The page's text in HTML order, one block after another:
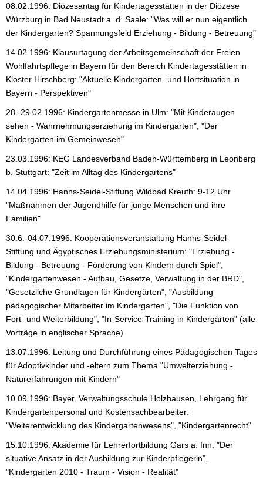
08.02.1996: Diözesantag für Kindertagesstätten in der Diözese
Würzburg in Bad Neustadt a. d. Saale: "Was will er nun eigentlich
der Kindergarten? Spannungsfeld Erziehung - Bildung - Betreuung"
14.02.1996: Klausurtagung der Arbeitsgemeinschaft der Freien
Wohlfahrtspflege in Bayern für den Bereich Kindertagesstätten in
Kloster Hirschberg: "Aktuelle Kindergarten- und Hortsituation in
Bayern - Perspektiven"
28.-29.02.1996: Kindergartenmesse in Ulm: "Mit Kinderaugen
sehen - Wahrnehmungserziehung im Kindergarten", "Der
Kindergarten im Gemeinwesen"
23.03.1996: KEG Landesverband Baden-Württemberg in Leonberg
b. Stuttgart: "Zeit im Alltag des Kindergartens"
14.04.1996: Hanns-Seidel-Stiftung Wildbad Kreuth: 9-12 Uhr
"Maßnahmen der Jugendhilfe für junge Menschen und ihre
Familien"
30.6.-04.07.1996: Kooperationsveranstaltung Hanns-Seidel-
Stiftung und Ägyptisches Erziehungsministerium: "Erziehung -
Bildung - Betreuung - Förderung von Kindern durch Spiel",
"Kindergartenwesen - Aufbau, Gesetze, Verwaltung in der BRD",
"Gesetzliche Grundlagen für Kindergärten", "Ausbildung
pädagogischer Mitarbeiter im Kindergarten", "Die Funktion von
Fort- und Weiterbildung", "In-Service-Training in Kindergärten" (alle
Vorträge in englischer Sprache)
13.07.1996: Leitung und Durchführung eines Pädagogischen Tages
für Adoptivkinder und -eltern zum Thema "Umwelterziehung -
Naturerfahrungen mit Kindern"
10.09.1996: Bayer. Verwaltungsschule Holzhausen, Lehrgang für
Kindergartenpersonal und Kostensachbearbeiter:
"Weiterentwicklung des Kindergartenwesens", "Kindergartenrecht"
15.10.1996: Akademie für Lehrerfortbildung Gars a. Inn: "Der
situative Ansatz in der Ausbildung zur Kinderpflegerin",
"Kindergarten 2010 - Traum - Vision - Realität"